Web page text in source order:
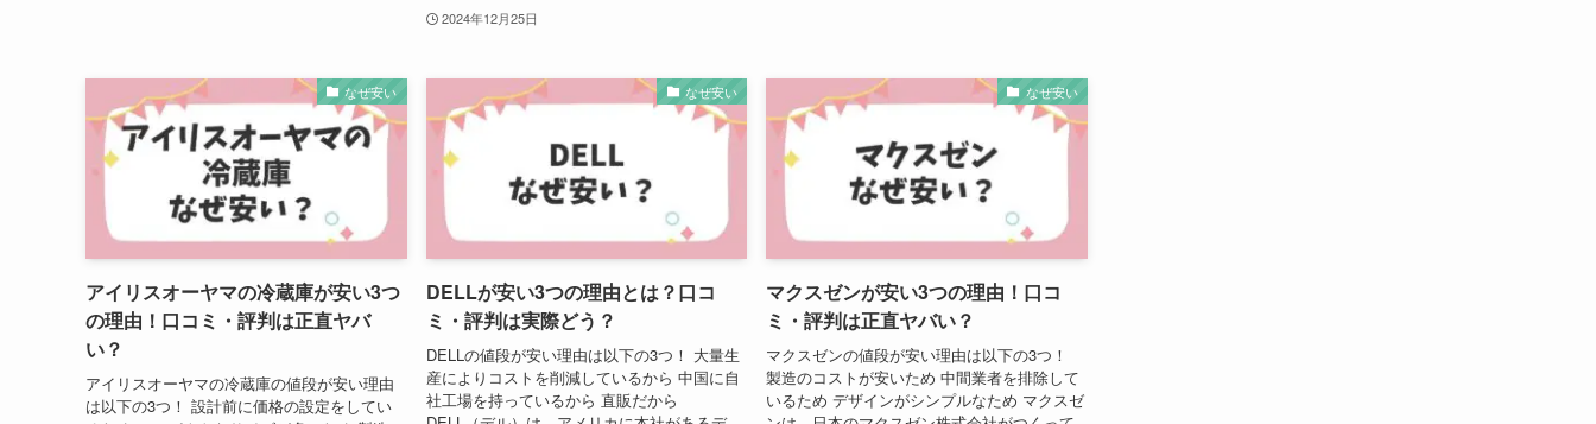
2024年12月25日
なぜ安い
アイリスオーヤマの冷蔵庫が安い3つ
の理由！口コミ・評判は正直ヤバ
い？
アイリスオーヤマの冷蔵庫の値段が安い理由
は以下の3つ！ 設計前に価格の設定をしてい
なぜ安い
DELLが安い3つの理由とは？口コ
ミ・評判は実際どう？
DELLの値段が安い理由は以下の3つ！ 大量生
産によりコストを削減しているから 中国に自
社工場を持っているから 直販だから
なぜ安い
マクスゼンが安い3つの理由！口コ
ミ・評判は正直ヤバい？
マクスゼンの値段が安い理由は以下の3つ！
製造のコストが安いため 中間業者を排除して
いるため デザインがシンプルなため マクスゼ